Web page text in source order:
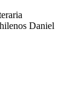
Daniel